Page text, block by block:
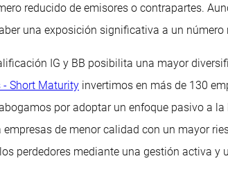
reducido de emisores o contrapartes.
una exposición significativa a un número
IG y BB posibilita una mayor
- Short Maturity invertimos en más de 130
por adoptar un enfoque pasivo a
de menor calidad con un mayor
perdedores mediante una gestión activa y